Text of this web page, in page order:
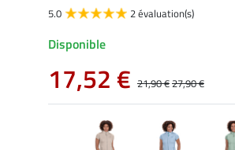
5.0
2 évaluation(s)
Disponible
17,52 € 21,90 €27,90 €